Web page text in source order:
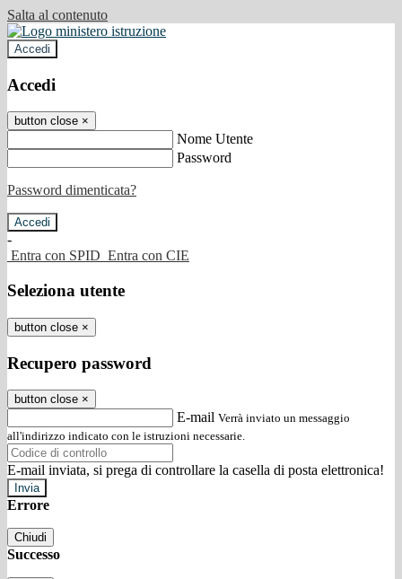
Salta al contenuto
Accedi
Accedi
button close ×
Nome Utente
Password
Password dimenticata?
-
Entra con SPID Entra con CIE
Seleziona utente
button close ×
Recupero password
button close ×
E-mail Verrà inviato un messaggio
all'indirizzo indicato con le istruzioni necessarie.
E-mail inviata, si prega di controllare la casella di posta elettronica!
Errore
Chiudi
Successo